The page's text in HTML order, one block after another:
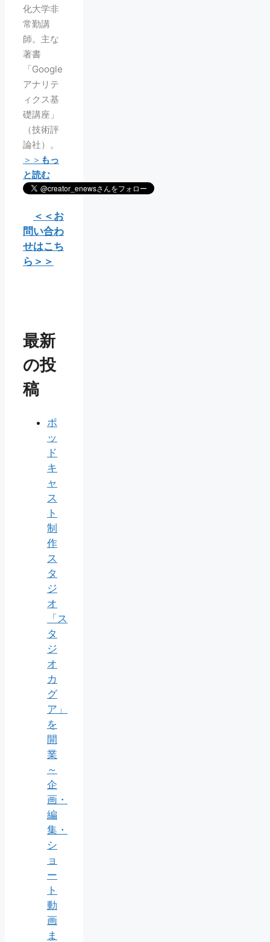
化大学非
常勤講
師。主な
著書
「Google
アナリテ
ィクス基
礎講座」
（技術評
論社）。
＞＞ もっ
と読む
＜＜お
問い合わ
せはこち
ら＞＞
最新
の投
稿
ポ
ッ
ド
キ
ャ
ス
ト
制
作
ス
タ
ジ
オ
「ス
タ
ジ
オ
カ
グ
ア」
を
開
業
～
企
画・
編
集・
シ
ョ
ー
ト
動
画
ま